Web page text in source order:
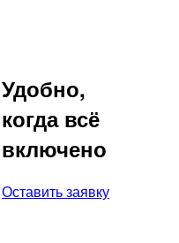
Удобно,
когда всё
включено
Оставить заявку